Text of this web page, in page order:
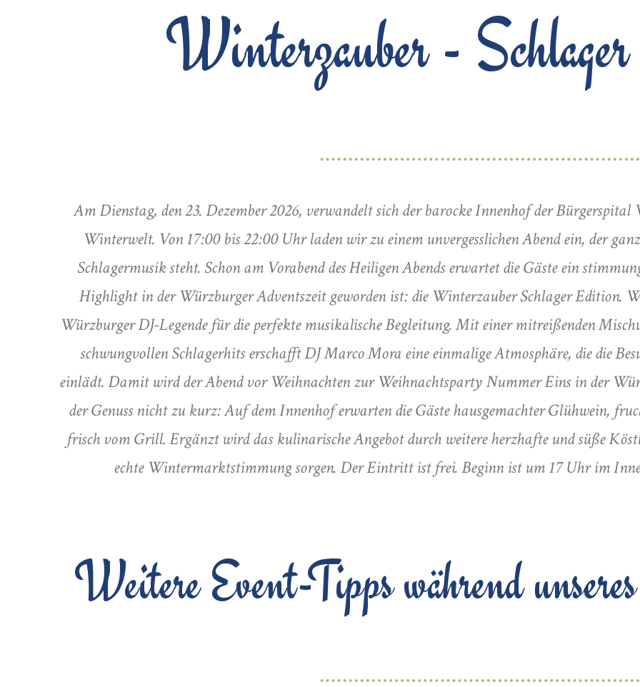
Winterzauber -
Am Dienstag, den 23. Dezember 2026, verwandelt sich der barocke Innenhof der
Winterwelt. Von 17:00 bis 22:00 Uhr laden wir zu einem unvergesslichen Abend ein, der
Schlagermusik steht. Schon am Vorabend des Heiligen Abends erwartet die Gäste ein
Highlight in der Würzburger Adventszeit geworden ist: die Winterzauber Schlager Edition.
Würzburger DJ-Legende für die perfekte musikalische Begleitung. Mit einer mitreißenden
schwungvollen Schlagerhits erschafft DJ Marco Mora eine einmalige Atmosphäre, die die
einlädt. Damit wird der Abend vor Weihnachten zur Weihnachtsparty Nummer Eins in der
der Genuss nicht zu kurz: Auf dem Innenhof erwarten die Gäste hausgemachter Glühwein,
frisch vom Grill. Ergänzt wird das kulinarische Angebot durch weitere herzhafte und süße
echte Wintermarktstimmung sorgen. Der Eintritt ist frei. Beginn ist um 17 Uhr im
Weitere Event-Tipps während